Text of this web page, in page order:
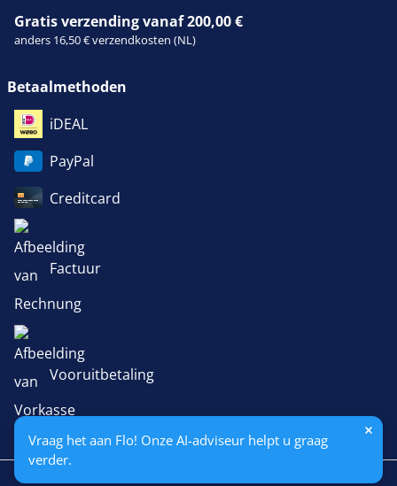
Vraag het aan Flo! Onze AI-adviseur helpt u graag
verder.
Gratis verzending vanaf 200,00 €
anders 16,50 € verzendkosten (NL)
Betaalmethoden
iDEAL
PayPal
Creditcard
Factuur
Vooruitbetaling